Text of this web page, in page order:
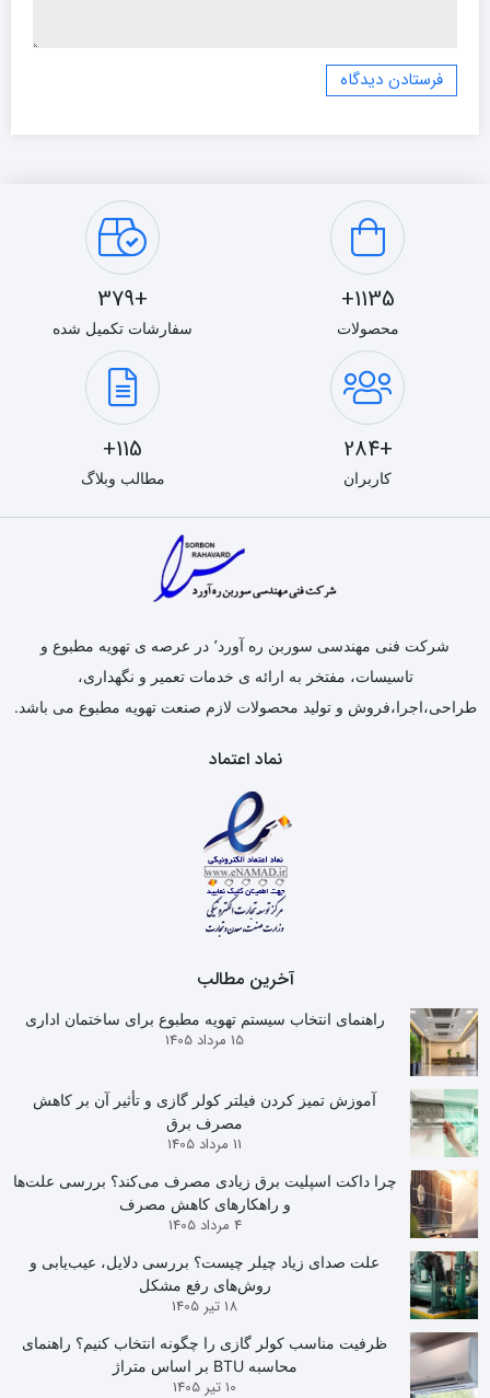
1135+
محصولات
+379
سفارشات تکمیل شده
+284
کاربران
115+
مطالب وبلاگ
شرکت فنی مهندسی سوربن ره آورد٬ در عرصه ی تهویه مطبوع و
تاسیسات، مفتخر به ارائه ی خدمات تعمیر و نگهداری،
طراحی،اجرا،فروش و تولید محصولات لازم صنعت تهویه مطبوع می باشد.
نماد اعتماد
آخرین مطالب
راهنمای انتخاب سیستم تهویه مطبوع برای ساختمان اداری
15 مرداد 1405
آموزش تمیز کردن فیلتر کولر گازی و تأثیر آن بر کاهش
مصرف برق
11 مرداد 1405
چرا داکت اسپلیت برق زیادی مصرف می‌کند؟ بررسی علت‌ها
و راهکارهای کاهش مصرف
4 مرداد 1405
علت صدای زیاد چیلر چیست؟ بررسی دلایل، عیب‌یابی و
روش‌های رفع مشکل
18 تیر 1405
ظرفیت مناسب کولر گازی را چگونه انتخاب کنیم؟ راهنمای
محاسبه BTU بر اساس متراژ
10 تیر 1405